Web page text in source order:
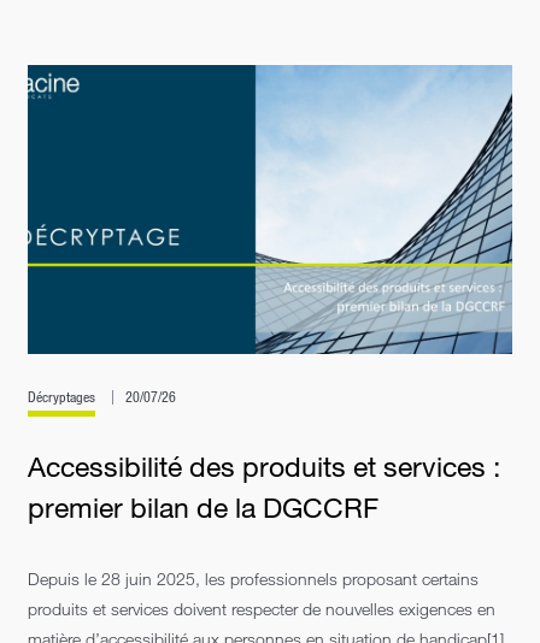
Décryptages 20/07/26
Accessibilité des produits et services :
premier bilan de la DGCCRF
Depuis le 28 juin 2025, les professionnels proposant certains
produits et services doivent respecter de nouvelles exigences en
matière d’accessibilité aux personnes en situation de handicap[1].